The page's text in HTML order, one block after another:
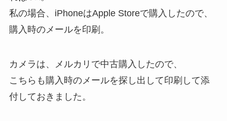
私の場合、iPhoneはApple Storeで購入したので、
購入時のメールを印刷。
カメラは、メルカリで中古購入したので、
こちらも購入時のメールを探し出して印刷して添
付しておきました。